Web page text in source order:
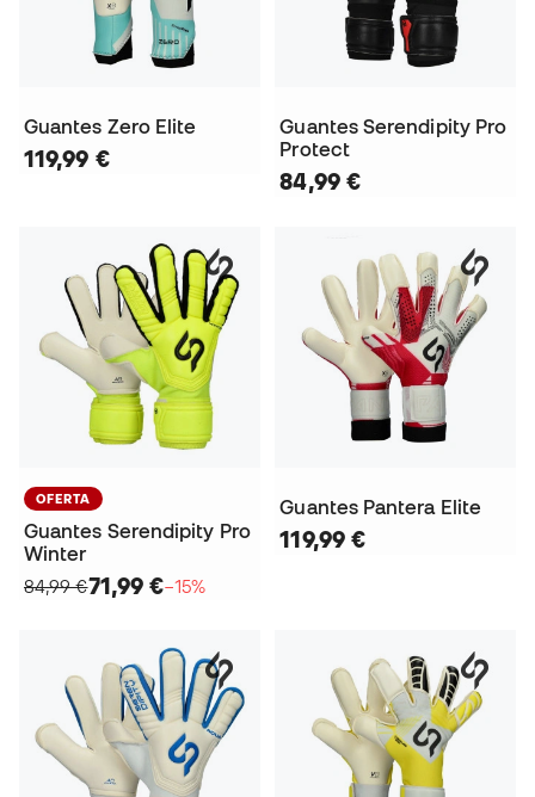
Guantes Zero Elite
119,99 €
Guantes Serendipity Pro
Protect
84,99 €
OFERTA
Guantes Serendipity Pro
Winter
84,99 €71,99 €−15%
Guantes Pantera Elite
119,99 €